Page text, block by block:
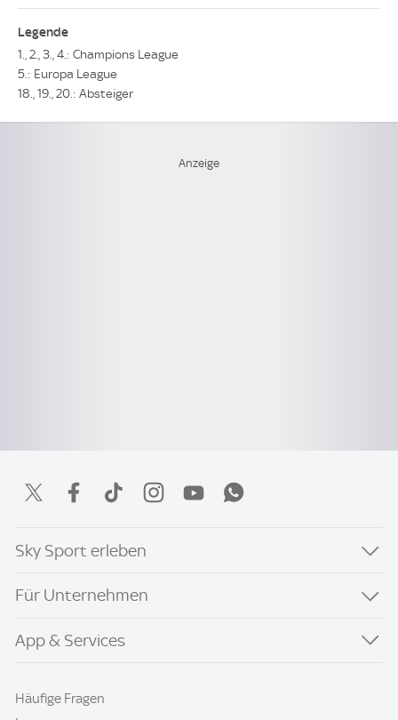
Legende
1., 2., 3., 4.: Champions League
5.: Europa League
18., 19., 20.: Absteiger
Sky Sport erleben
Für Unternehmen
App & Services
Häufige Fragen